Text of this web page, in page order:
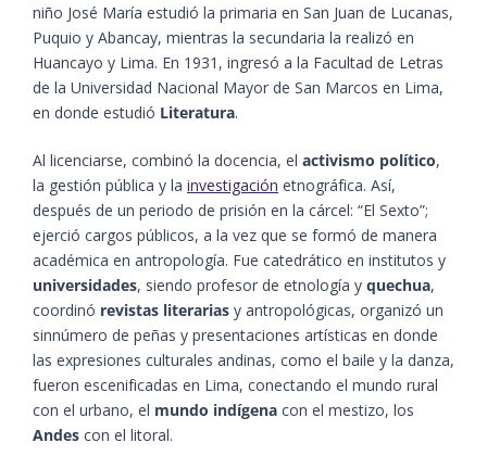
niño José María estudió la primaria en San Juan de Lucanas,
Puquio y Abancay, mientras la secundaria la realizó en
Huancayo y Lima. En 1931, ingresó a la Facultad de Letras
de la Universidad Nacional Mayor de San Marcos en Lima,
en donde estudió Literatura.
Al licenciarse, combinó la docencia, el activismo político,
la gestión pública y la investigación etnográfica. Así,
después de un periodo de prisión en la cárcel: “El Sexto”;
ejerció cargos públicos, a la vez que se formó de manera
académica en antropología. Fue catedrático en institutos y
universidades, siendo profesor de etnología y quechua,
coordinó revistas literarias y antropológicas, organizó un
sinnúmero de peñas y presentaciones artísticas en donde
las expresiones culturales andinas, como el baile y la danza,
fueron escenificadas en Lima, conectando el mundo rural
con el urbano, el mundo indígena con el mestizo, los
Andes con el litoral.